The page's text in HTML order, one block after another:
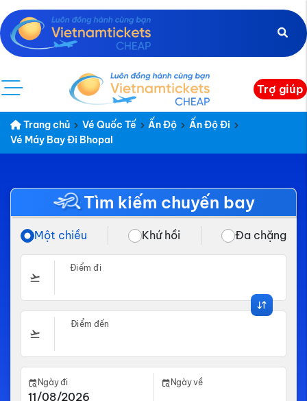
Trợ giúp
Trang chủ Vé Quốc Tế Ấn Độ
Ấn Độ Đi
Vé Máy Bay Đi Bhopal
Tìm kiếm chuyến bay
Một chiều Khứ hồi Đa chặng
Điểm đi
Điểm đến
Ngày đi Ngày về